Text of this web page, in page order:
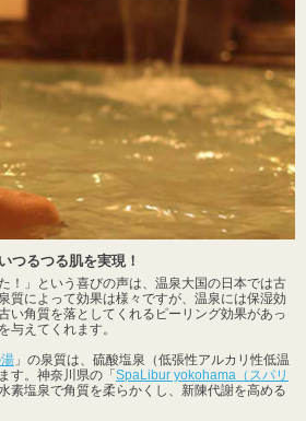
つるつる肌を実現！
！」という喜びの声は、温泉大国の日本では古
質によって効果は様々ですが、温泉には保湿効
い角質を落としてくれるピーリング効果があっ
与えてくれます。
」の泉質は、硫酸塩泉（低張性アルカリ性低温
す。神奈川県の「SpaLibur yokohama（スパリ
素塩泉で角質を柔らかくし、新陳代謝を高める